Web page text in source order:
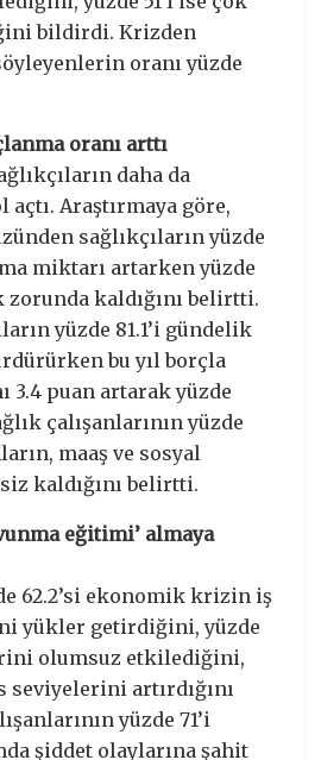
bildirdi. Krizden
oranı yüzde
oranı arttı
daha da
açtı. Araştırmaya göre,
sağlıkçıların yüzde
miktarı artarken yüzde
zorunda kaldığını belirtti.
yüzde 81.1’i gündelik
bu yıl borçla
3.4 puan artarak yüzde
çalışanlarının yüzde
maaş ve sosyal
kaldığını belirtti.
eğitimi’ almaya
62.2’si ekonomik krizin iş
yükler getirdiğini, yüzde
olumsuz etkilediğini,
seviyelerini artırdığını
yüzde 71’i
şiddet olaylarına şahit